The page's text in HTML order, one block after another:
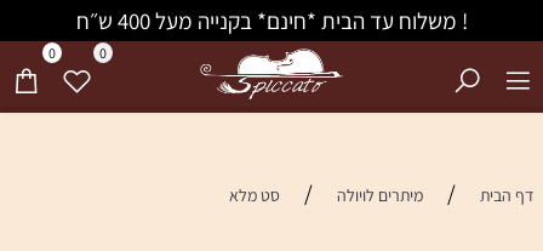
! משלוח עד הבית *חינם* בקנייה מעל 400 ש״ח
0 0
דף הבית / מיתרים לויולה / סט מלא